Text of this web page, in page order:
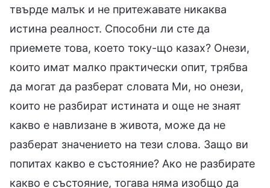
твърде малък и не притежавате никаква
истина реалност. Способни ли сте да
приемете това, което току-що казах? Онези,
които имат малко практически опит, трябва
да могат да разберат словата Ми, но онези,
които не разбират истината и още не знаят
какво е навлизане в живота, може да не
разберат значението на тези слова. Защо ви
попитах какво е състояние? Ако не разбирате
какво е състояние, тогава няма изобщо да